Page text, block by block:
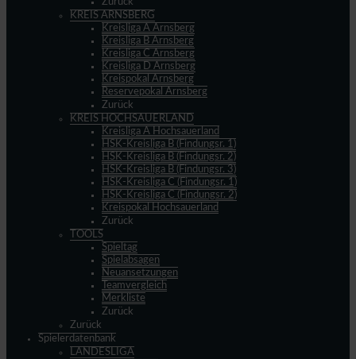
Zurück
KREIS ARNSBERG
Kreisliga A Arnsberg
Kreisliga B Arnsberg
Kreisliga C Arnsberg
Kreisliga D Arnsberg
Kreispokal Arnsberg
Reservepokal Arnsberg
Zurück
KREIS HOCHSAUERLAND
Kreisliga A Hochsauerland
HSK-Kreisliga B (Findungsr. 1)
HSK-Kreisliga B (Findungsr. 2)
HSK-Kreisliga B (Findungsr. 3)
HSK-Kreisliga C (Findungsr. 1)
HSK-Kreisliga C (Findungsr. 2)
Kreispokal Hochsauerland
Zurück
TOOLS
Spieltag
Spielabsagen
Neuansetzungen
Teamvergleich
Merkliste
Zurück
Zurück
Spielerdatenbank
LANDESLIGA